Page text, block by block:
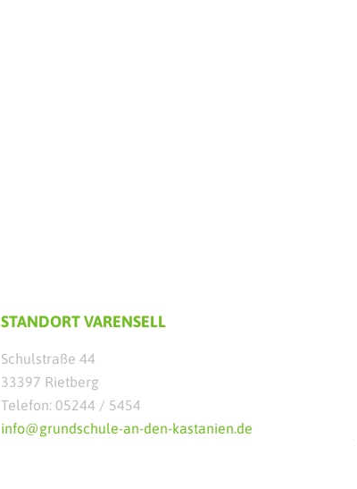
STANDORT VARENSELL
Schulstraße 44
33397 Rietberg
Telefon: 05244 / 5454
info@grundschule-an-den-kastanien.de